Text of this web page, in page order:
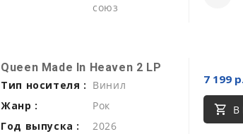
союз
Queen Made In Heaven 2 LP
Тип носителя : Винил
Жанр :
Рок
Год выпуска :
2026
7 199
В